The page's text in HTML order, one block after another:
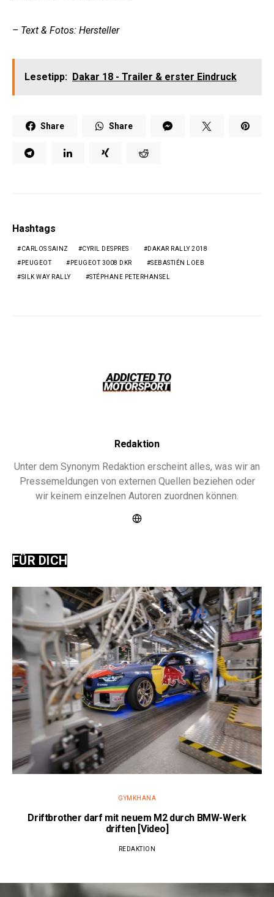
– Text & Fotos: Hersteller
Lesetipp: Dakar 18 - Trailer & erster Eindruck
Share Share
Hashtags
CARLOS SAINZ CYRIL DESPRES DAKAR RALLY 2018
PEUGEOT PEUGEOT 3008 DKR SEBASTIÉN LOEB
SILK WAY RALLY STÉPHANE PETERHANSEL
Redaktion
Unter dem Synonym Redaktion erscheint alles, was wir an
Pressemeldungen von externen Quellen beziehen oder
wir keinem einzelnen Autoren zuordnen können.
FÜR DICH
GYMKHANA
Driftbrother darf mit neuem M2 durch BMW-Werk
driften [Video]
REDAKTION